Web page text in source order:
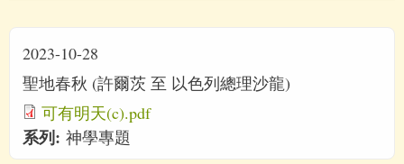
2023-10-28
聖地春秋 (許爾茨 至 以色列總理沙龍)
可有明天(c).pdf
系列: 神學專題